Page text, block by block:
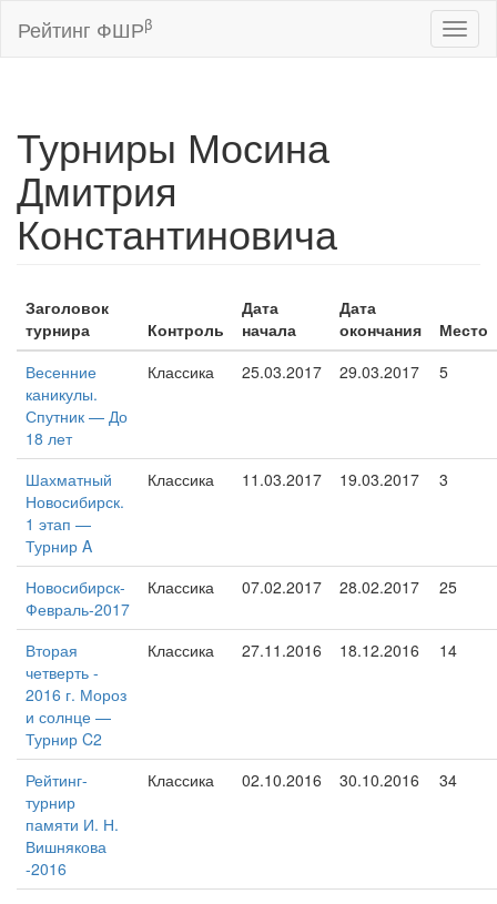
Рейтинг ФШРβ
Турниры Мосина
Дмитрия
Константиновича
Заголовок
турнира
Контроль
Дата
начала
Дата
окончания
Место
Весенние
каникулы.
Спутник — До
18 лет
Классика 25.03.2017 29.03.2017 5
Шахматный
Новосибирск.
1 этап —
Турнир A
Классика 11.03.2017 19.03.2017 3
Новосибирск-
Февраль-2017
Классика 07.02.2017 28.02.2017 25
Вторая
четверть -
2016 г. Мороз
и солнце —
Турнир C2
Классика 27.11.2016 18.12.2016 14
Рейтинг-
турнир
памяти И. Н.
Вишнякова
-2016
Классика 02.10.2016 30.10.2016 34